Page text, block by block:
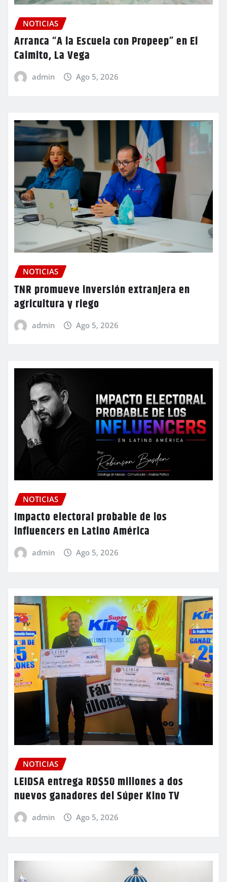
NOTICIAS
Arranca “A la Escuela con Propeep” en El
Caimito, La Vega
admin Ago 5, 2026
NOTICIAS
TNR promueve inversión extranjera en
agricultura y riego
admin Ago 5, 2026
NOTICIAS
Impacto electoral probable de los
influencers en Latino América
admin Ago 5, 2026
NOTICIAS
LEIDSA entrega RD$50 millones a dos
nuevos ganadores del Súper Kino TV
admin Ago 5, 2026